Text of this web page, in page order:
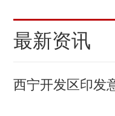
最新资讯
西宁开发区印发